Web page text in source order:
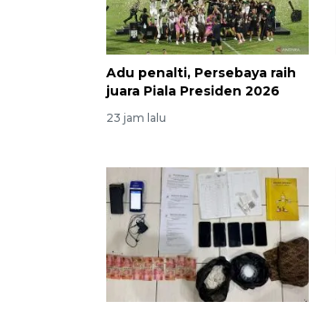
Adu penalti, Persebaya raih
juara Piala Presiden 2026
23 jam lalu